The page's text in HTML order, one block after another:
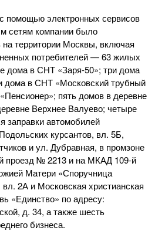
помощью электронных сервисов
сетям компании было
территории Москвы, включая
потребителей — 63 жилых
дома в СНТ «Заря-50»; три дома
дома в СНТ «Московский трубный
пять домов в деревне
Верхнее Валуево; четыре
заправки автомобилей
курсантов, вл. 5Б,
и ул. Дубравная, в промзоне
проезд № 2213 и на МКАД 109-й
Матери «Споручница
2А и Московская христианская
«Единство» по адресу:
д. 34, а также шесть
бизнеса.